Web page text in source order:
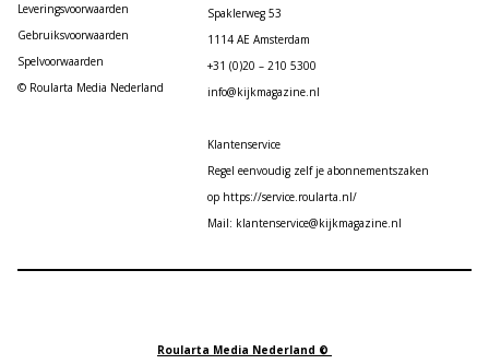
Leveringsvoorwaarden
Gebruiksvoorwaarden
Spelvoorwaarden
© Roularta Media Nederland
Spaklerweg 53
1114 AE Amsterdam
+31 (0)20 – 210 5300
info@kijkmagazine.nl
Klantenservice
Regel eenvoudig zelf je abonnementszaken
op https://service.roularta.nl/
Mail: klantenservice@kijkmagazine.nl
Roularta Media Nederland ©